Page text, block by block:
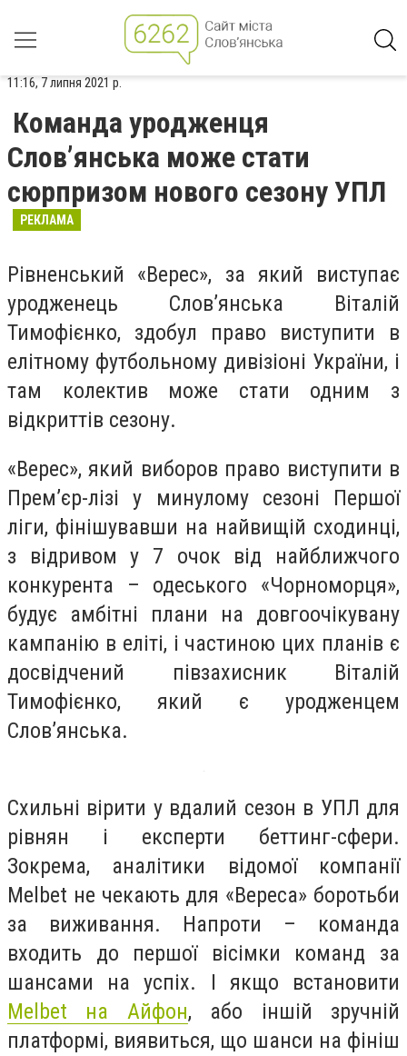
11:16, 7 липня 2021 р.
Команда уродженця
Слов’янська може стати
сюрпризом нового сезону УПЛ
РЕКЛАМА
Рівненський «Верес», за який виступає
уродженець Слов’янська Віталій
Тимофієнко, здобул право виступити в
елітному футбольному дивізіоні України, і
там колектив може стати одним з
відкриттів сезону.
«Верес», який виборов право виступити в
Прем’єр-лізі у минулому сезоні Першої
ліги, фінішувавши на найвищій сходинці,
з відривом у 7 очок від найближчого
конкурента – одеського «Чорноморця»,
будує амбітні плани на довгоочікувану
кампанію в еліті, і частиною цих планів є
досвідчений півзахисник Віталій
Тимофієнко, який є уродженцем
Слов’янська.
Схильні вірити у вдалий сезон в УПЛ для
рівнян і експерти беттинг-сфери.
Зокрема, аналітики відомої компанії
Melbet не чекають для «Вереса» боротьби
за виживання. Напроти – команда
входить до першої вісімки команд за
шансами на успіх. І якщо встановити
Melbet на Айфон, або іншій зручній
платформі, виявиться, що шанси на фініш